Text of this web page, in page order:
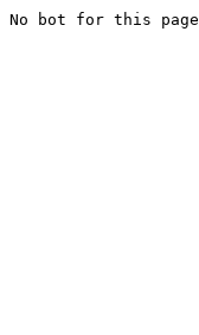
No bot for this page. 本